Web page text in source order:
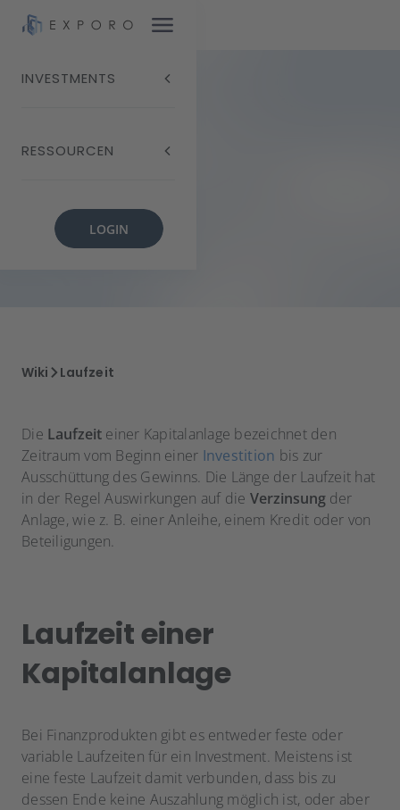
INVESTMENTS
RESSOURCEN
LOGIN
Laufzeit
Wiki Laufzeit
Die Laufzeit einer Kapitalanlage bezeichnet den
Zeitraum vom Beginn einer Investition bis zur
Ausschüttung des Gewinns. Die Länge der Laufzeit hat
in der Regel Auswirkungen auf die Verzinsungder
Anlage, wie z. B. einer Anleihe, einem Kredit oder von
Beteiligungen.
Laufzeit einer
Kapitalanlage
Bei Finanzprodukten gibt es entweder feste oder
variable Laufzeiten für ein Investment. Meistens ist
eine feste Laufzeit damit verbunden, dass bis zu
dessen Ende keine Auszahlung möglich ist, oder aber